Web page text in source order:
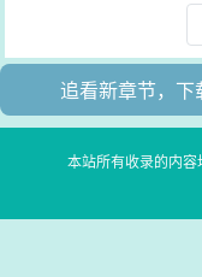
追看新章节，下
本站所有收录的内容